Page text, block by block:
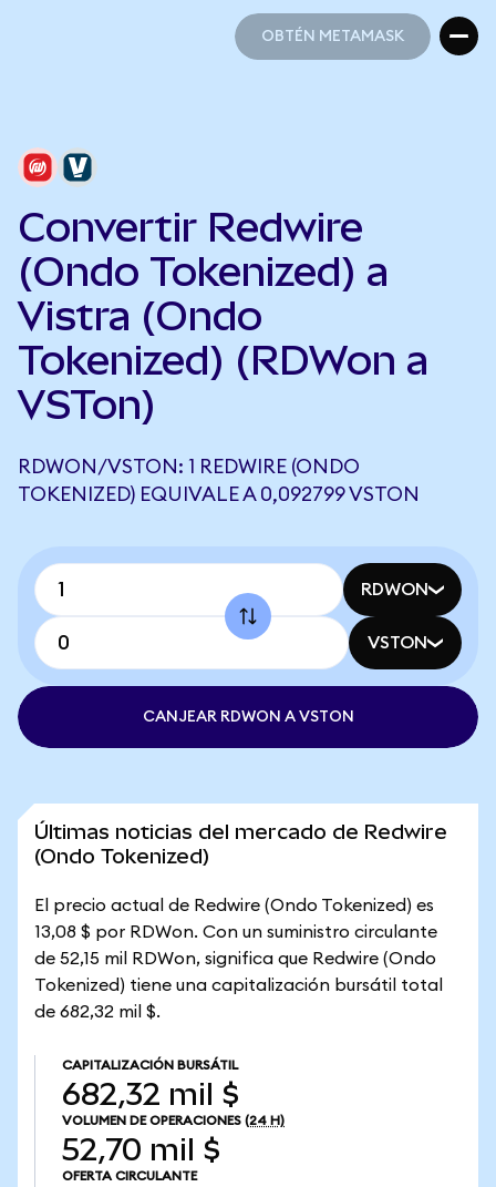
OBTÉN METAMASK
Convertir Redwire
(Ondo Tokenized) a
Vistra (Ondo
Tokenized) (RDWon a
VSTon)
RDWON/VSTON: 1 REDWIRE (ONDO
TOKENIZED) EQUIVALE A 0,092799 VSTON
RDWON
VSTON
CANJEAR RDWON A VSTON
Últimas noticias del mercado de Redwire
(Ondo Tokenized)
El precio actual de Redwire (Ondo Tokenized) es
13,08 $ por RDWon. Con un suministro circulante
de 52,15 mil RDWon, significa que Redwire (Ondo
Tokenized) tiene una capitalización bursátil total
de 682,32 mil $.
CAPITALIZACIÓN BURSÁTIL
682,32 mil $
VOLUMEN DE OPERACIONES (24 H)
52,70 mil $
OFERTA CIRCULANTE